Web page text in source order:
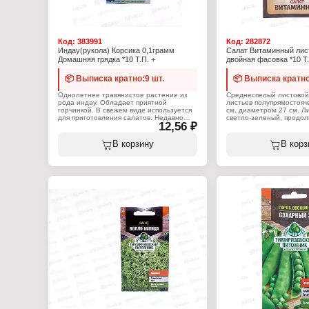
Код: 383991
Индау(рукола) Корсика 0,1грамм
Домашняя грядка *10 Т.П. +
📦 Выписка кратно:9 шт.
Однолетнее травянистое растение из
рода индау. Обладает приятной
горчинкой. В свежем виде используется
для приготовления салатов. Недавно
рукола была диковинкой, а теперь ее
самостоятельно можно вырастить на
подоконнике. Популярность ее
связывается не только с
человека. Преимущества: Обилие
пленочными укрытиями. Род: индау.
Жизненный цикл: однолетник. Сорт:
раннеспелый. Период созревания: 18 -
20 дней. Высота: 18 - 20 см. Масса: 18 -
20 г. Посев: апрель - август. Посадка:
май - август. Сбор урожая: май -
Производитель: Тимирязевский
Тип товара: Семена
12,56 ₽
В корзину
Код: 282872
Салат Витаминный
двойная фасовка *10
📦 Выписка
Среднеспелый
листьев
см, диаметром 27 см.
светло-зеленый,
эллиптический,
краю
растения 190 - 250 г.
Высокие вкусовые
укрытиями. Род: латук.
однолетник. Сорт:
Высота: 21 см. Посев:
Посадка: май. Сбор
Характеристики:
Производитель:
Тип товара: Семена
Вид товара: Салат
Вариация: "Витаминный
Жизненный цикл:
Срок созревания:
Упаковка: пакет Евро
В